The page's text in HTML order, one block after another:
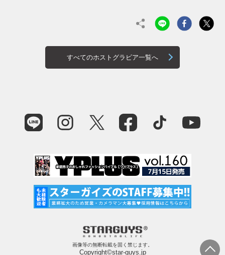
すべてのホストグラビア一覧へ
画像等の無断転載を固く禁じます。
Copyright©star-guys.jp